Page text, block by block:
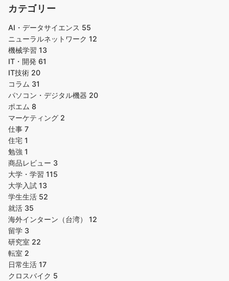
カテゴリー
AI・データサイエンス 55
ニューラルネットワーク 12
機械学習 13
IT・開発 61
IT技術 20
コラム 31
パソコン・デジタル機器 20
ポエム 8
マーケティング 2
仕事 7
住宅 1
勉強 1
商品レビュー 3
大学・学習 115
大学入試 13
学生生活 52
就活 35
海外インターン（台湾） 12
留学 3
研究室 22
転室 2
日常生活 17
クロスバイク 5